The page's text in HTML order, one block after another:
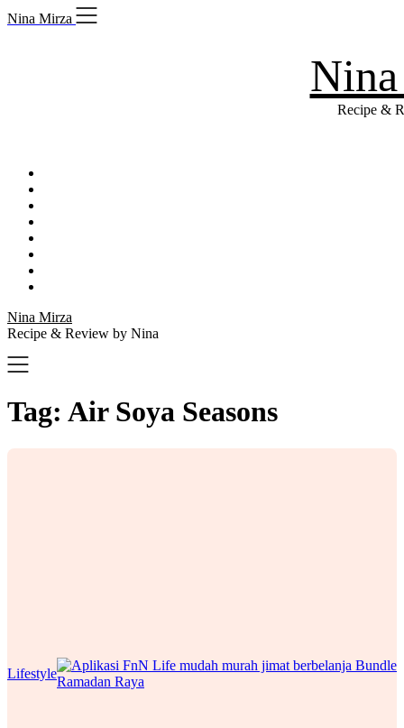
Skip
to
Nina Mirza
Recipe &
Nina Mirza
Recipe & Review by Nina
Tag: Air Soya Seasons
Lifestyle